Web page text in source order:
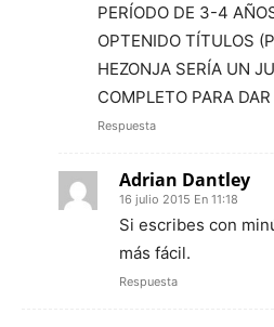
PERÍODO DE 3-4
OPTENIDO TÍTULOS
HEZONJA SERÍA UN
COMPLETO PARA
Respuesta
Adrian Dantley
16 julio 2015 En 11:18
Si escribes con
más fácil.
Respuesta